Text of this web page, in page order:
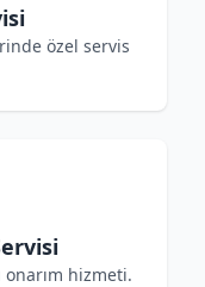
özel servis
onarım hizmeti.